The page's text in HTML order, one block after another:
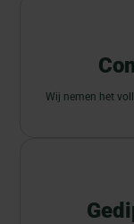
Wij nemen het